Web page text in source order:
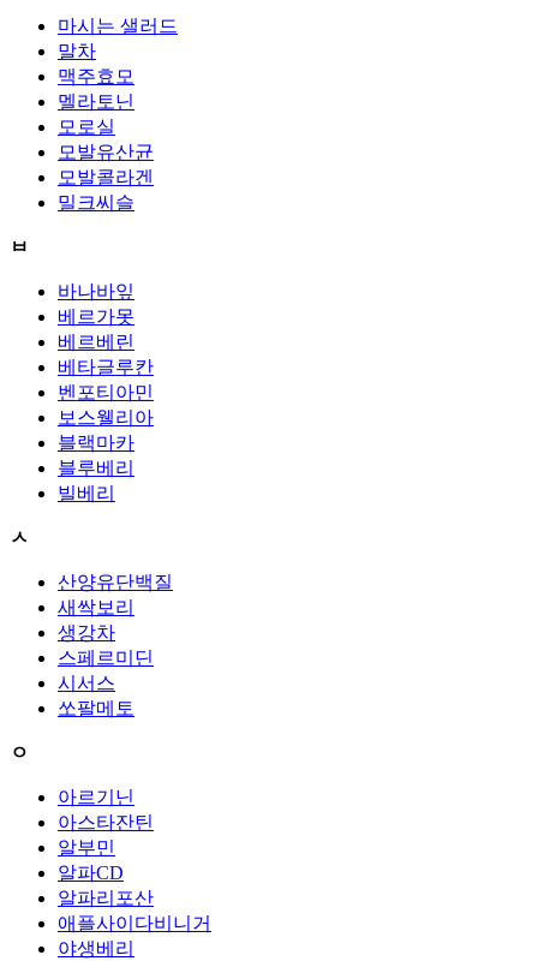
마시는 샐러드
말차
맥주효모
멜라토닌
모로실
모발유산균
모발콜라겐
밀크씨슬
ㅂ
바나바잎
베르가못
베르베린
베타글루칸
벤포티아민
보스웰리아
블랙마카
블루베리
빌베리
ㅅ
산양유단백질
새싹보리
생강차
스페르미딘
시서스
쏘팔메토
ㅇ
아르기닌
아스타잔틴
알부민
알파CD
알파리포산
애플사이다비니거
야생베리